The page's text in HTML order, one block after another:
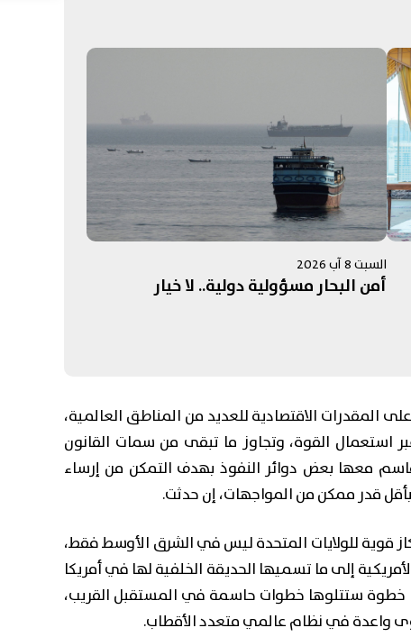
السبت 8 آب 2026
أمن البحار مسؤولية دولية.. لا خيار
على المقدرات الاقتصادية للعديد من المناطق العالمية،
استعمال القوة، وتجاوز ما تبقى من سمات القانون
معها بعض دوائر النفوذ بهدف التمكن من إرساء
قدر ممكن من المواجهات، إن حدثت.
قوية للولايات المتحدة ليس في الشرق الأوسط فقط،
الأمريكية إلى ما تسميها الحديقة الخلفية لها في أمريكا
خطوة ستتلوها خطوات حاسمة في المستقبل القريب،
واعدة في نظام عالمي متعدد الأقطاب.